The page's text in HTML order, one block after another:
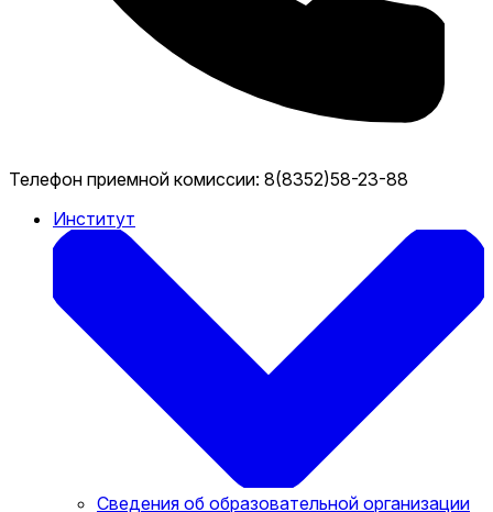
Телефон приемной комиссии: 8(8352)58-23-88
Институт
Сведения об образовательной организации